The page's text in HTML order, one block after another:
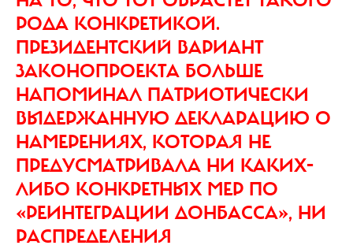
РОДА КОНКРЕТИКОЙ.
ПРЕЗИДЕНТСКИЙ ВАРИАНТ
ЗАКОНОПРОЕКТА БОЛЬШЕ
НАПОМИНАЛ ПАТРИОТИЧЕСКИ
ВЫДЕРЖАННУЮ ДЕКЛАРАЦИЮ О
НАМЕРЕНИЯХ, КОТОРАЯ НЕ
ПРЕДУСМАТРИВАЛА НИ КАКИХ-
ЛИБО КОНКРЕТНЫХ МЕР ПО
«РЕИНТЕГРАЦИИ ДОНБАССА», НИ
РАСПРЕДЕЛЕНИЯ